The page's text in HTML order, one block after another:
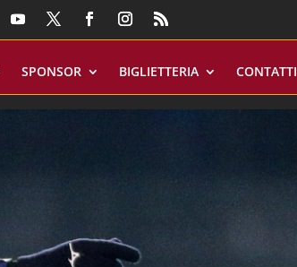
SPONSOR BIGLIETTERIA CONTATTI